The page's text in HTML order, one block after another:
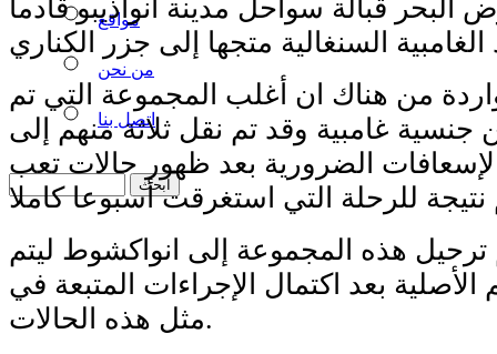
مواقع
من نحن
اتصل بنا
البحر قبالة سواحل مدينة انواذيبو قادما
من هناك ان أغلب المجموعة التي تم
جنسية غامبية وقد تم نقل ثلاثة منهم إلى
الضرورية بعد ظهور حالات تعب
ترحيل هذه المجموعة إلى انواكشوط ليتم
الأصلية بعد اكتمال الإجراءات المتبعة في
مثل هذه الحالات.